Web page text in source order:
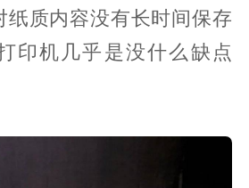
纸质内容没有长时间保存
印机几乎是没什么缺点